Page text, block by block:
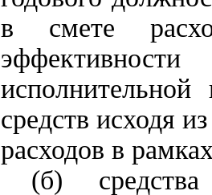
в смете
средств исходя
расходов в
(б)